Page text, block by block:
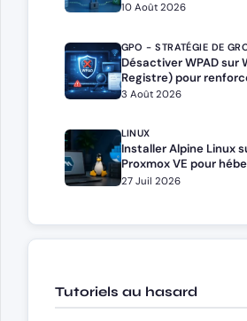
${VAR:?error} dans
10 Août 2026
GPO - STRATÉGIE DE
Désactiver WPAD sur
Registre) pour
3 Août 2026
LINUX
Installer Alpine Linux
Proxmox VE pour
Docker Compose
27 Juil 2026
Tutoriels au hasard